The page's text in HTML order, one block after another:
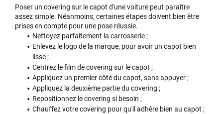
Poser un covering sur le capot d'une voiture peut paraître
assez simple. Néanmoins, certaines étapes doivent bien être
prises en compte pour une pose réussie.
Nettoyez parfaitement la carrosserie ;
Enlevez le logo de la marque, pour avoir un capot bien
lisse ;
Centrez le film de covering sur le capot ;
Appliquez un premier côté du capot, sans appuyer ;
Appliquez la deuxième partie du covering ;
Repositionnez le covering si besoin ;
Chauffez votre covering pour qu'il adhère bien au capot ;